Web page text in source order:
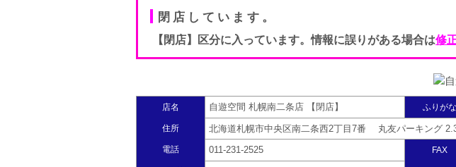
閉店しています。
【閉店】区分に入っています。情報に誤りがある場合は修
店名 自遊空間 札幌南二条店 【閉店】 ふりがな
住所 北海道札幌市中央区南二条西2丁目7番 丸友パーキング
電話 011-231-2525 FAX